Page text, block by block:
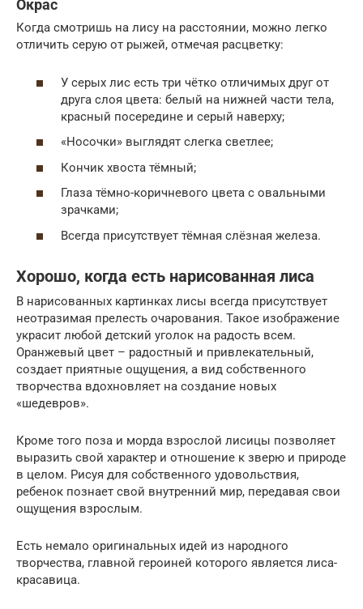
Окрас
Когда смотришь на лису на расстоянии, можно легко
отличить серую от рыжей, отмечая расцветку:
У серых лис есть три чётко отличимых друг от
друга слоя цвета: белый на нижней части тела,
красный посередине и серый наверху;
«Носочки» выглядят слегка светлее;
Кончик хвоста тёмный;
Глаза тёмно-коричневого цвета с овальными
зрачками;
Всегда присутствует тёмная слёзная железа.
Хорошо, когда есть нарисованная лиса
В нарисованных картинках лисы всегда присутствует
неотразимая прелесть очарования. Такое изображение
украсит любой детский уголок на радость всем.
Оранжевый цвет – радостный и привлекательный,
создает приятные ощущения, а вид собственного
творчества вдохновляет на создание новых
«шедевров».
Кроме того поза и морда взрослой лисицы позволяет
выразить свой характер и отношение к зверю и природе
в целом. Рисуя для собственного удовольствия,
ребенок познает свой внутренний мир, передавая свои
ощущения взрослым.
Есть немало оригинальных идей из народного
творчества, главной героиней которого является лиса-
красавица.